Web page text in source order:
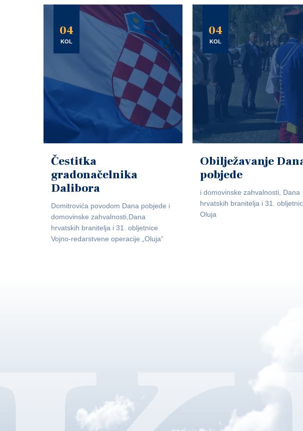
04
KOL
Čestitka
gradonačelnika
Dalibora
Domitrovića povodom Dana pobjede i
domovinske zahvalnosti,Dana
hrvatskih branitelja i 31. obljetnice
Vojno-redarstvene operacije „Oluja“
04
KOL
Obilježavanje
pobjede
i domovinske zahvalnosti, Dana
hrvatskih branitelja i 31.
Oluja